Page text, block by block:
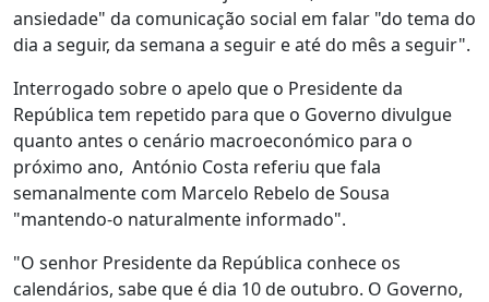
ansiedade" da comunicação social em falar "do tema do
dia a seguir, da semana a seguir e até do mês a seguir".
Interrogado sobre o apelo que o Presidente da
República tem repetido para que o Governo divulgue
quanto antes o cenário macroeconómico para o
próximo ano, António Costa referiu que fala
semanalmente com Marcelo Rebelo de Sousa
"mantendo-o naturalmente informado".
"O senhor Presidente da República conhece os
calendários, sabe que é dia 10 de outubro. O Governo,